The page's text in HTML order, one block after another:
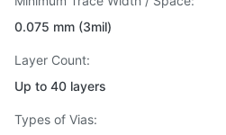
0.075 mm (3mil)
Layer Count:
Up to 40 layers
Types of Vias: